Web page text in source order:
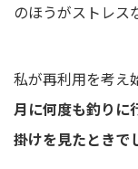
のほうがストレス
私が再利用を考え
月に何度も釣りに
掛けを見たときで